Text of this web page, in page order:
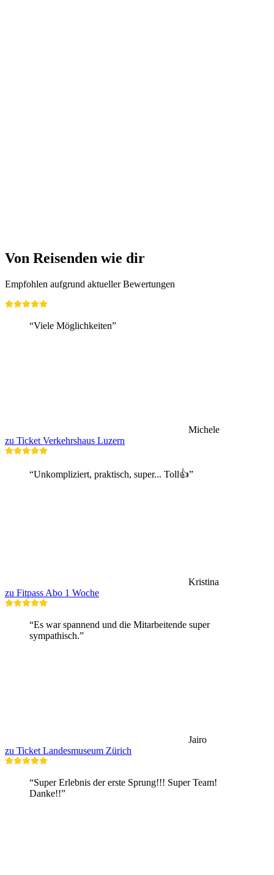
Von Reisenden wie dir
Empfohlen aufgrund aktueller Bewertungen
“Viele Möglichkeiten”
Michele
zu Ticket Verkehrshaus Luzern
“Unkompliziert, praktisch, super... Toll👍”
Kristina
zu Fitpass Abo 1 Woche
“Es war spannend und die Mitarbeitende super
sympathisch.”
Jairo
zu Ticket Landesmuseum Zürich
“Super Erlebnis der erste Sprung!!! Super Team!
Danke!!”